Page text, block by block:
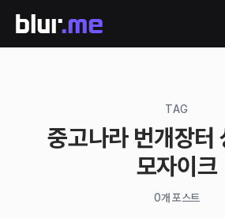
TAG
중고나라 번개장터
모자이크
0개 포스트